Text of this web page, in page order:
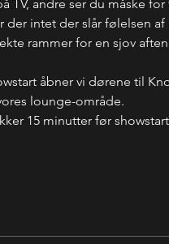
TV, andre ser du måske
der intet der slår følelsen
rammer for en sjov
åbner vi dørene til
lounge-område.
15 minutter før